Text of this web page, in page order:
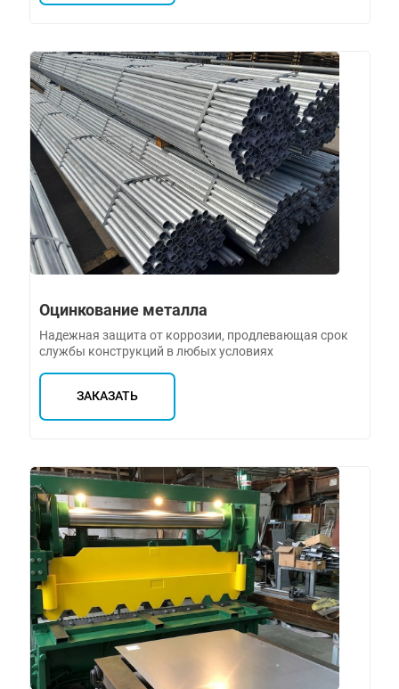
Оцинкование металла
Надежная защита от коррозии, продлевающая срок
службы конструкций в любых условиях
ЗАКАЗАТЬ